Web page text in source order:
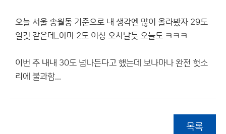
오늘 서울 송월동 기준으로 내 생각엔 많이 올라봤자 29도
일것 같은데..아마 2도 이상 오차날듯 오늘도 ㅋㅋㅋ
이번 주 내내 30도 넘나든다고 했는데 보나마나 완전 헛소
리에 불과함...
목록